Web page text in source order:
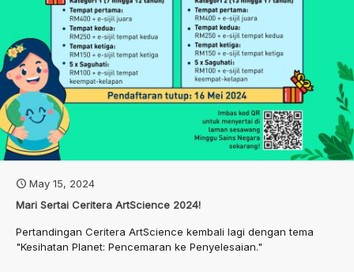
May 15, 2024
Mari Sertai Ceritera ArtScience 2024!
Pertandingan Ceritera ArtScience kembali lagi dengan tema
"Kesihatan Planet: Pencemaran ke Penyelesaian."